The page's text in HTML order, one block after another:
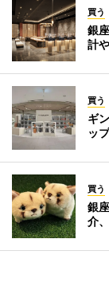
買う
銀
計
買う
ギ
ッ
買う
銀
介